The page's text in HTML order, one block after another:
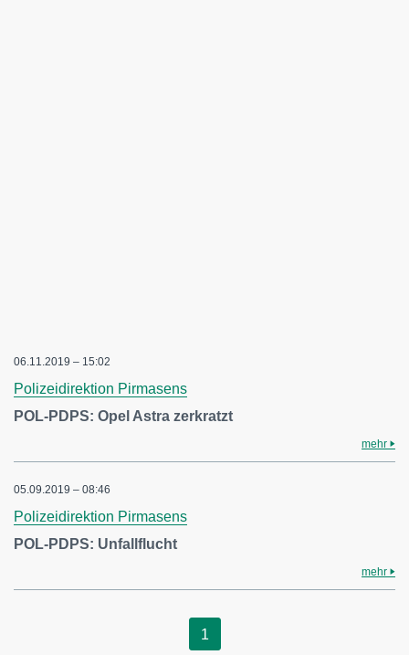
06.11.2019 – 15:02
Polizeidirektion Pirmasens
POL-PDPS: Opel Astra zerkratzt
mehr
05.09.2019 – 08:46
Polizeidirektion Pirmasens
POL-PDPS: Unfallflucht
mehr
1